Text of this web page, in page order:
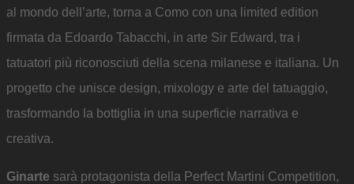
al mondo dell’arte, torna a Como con una limited edition
firmata da Edoardo Tabacchi, in arte Sir Edward, tra i
tatuatori più riconosciuti della scena milanese e italiana. Un
progetto che unisce design, mixology e arte del tatuaggio,
trasformando la bottiglia in una superficie narrativa e
creativa.
Ginarte sarà protagonista della Perfect Martini Competition,